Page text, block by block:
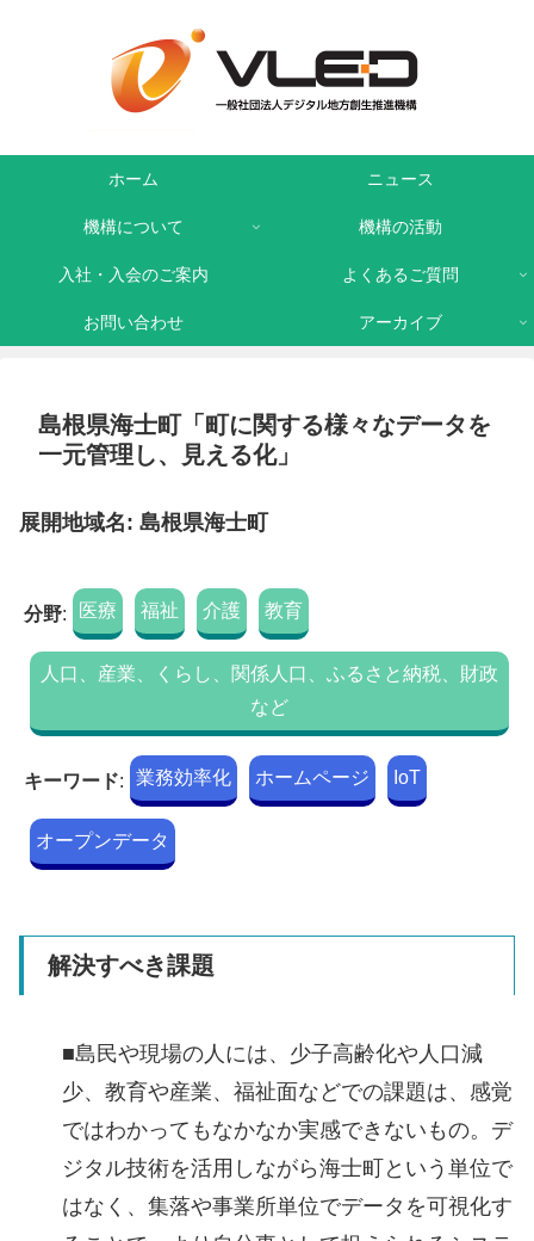
ホーム ニュース
機構について 機構の活動
入社・入会のご案内 よくあるご質問
お問い合わせ アーカイブ
島根県海士町「町に関する様々なデータを
一元管理し、見える化」
展開地域名: 島根県海士町
分野: 医療 福祉 介護 教育
人口、産業、くらし、関係人口、ふるさと納税、財政
など
キーワード: 業務効率化 ホームページ IoT
オープンデータ
解決すべき課題
■島民や現場の人には、少子高齢化や人口減
少、教育や産業、福祉面などでの課題は、感覚
ではわかってもなかなか実感できないもの。デ
ジタル技術を活用しながら海士町という単位で
はなく、集落や事業所単位でデータを可視化す